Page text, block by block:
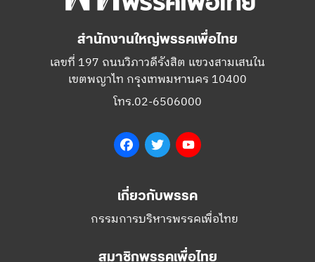
สำนักงานใหญ่พรรคเพื่อไทย
เลขที่ 197 ถนนวิภาวดีรังสิต แขวงสามเสนใน
เขตพญาไท กรุงเทพมหานคร 10400
โทร.02-6506000
FacebookTwitter
เกี่ยวกับพรรค
กรรมการบริหารพรรคเพื่อไทย
สมาชิกพรรคเพื่อไทย